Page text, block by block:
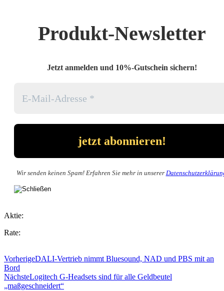
Produkt-Newsletter
Jetzt anmelden und 10%-Gutschein sichern!
Wir senden keinen Spam! Erfahren Sie mehr in unserer
Aktie:
Rate:
VorherigeDALI-Vertrieb nimmt Bluesound, NAD und PBS mit an
Bord
NächsteLogitech G-Headsets sind für alle Geldbeutel
„maßgeschneidert“